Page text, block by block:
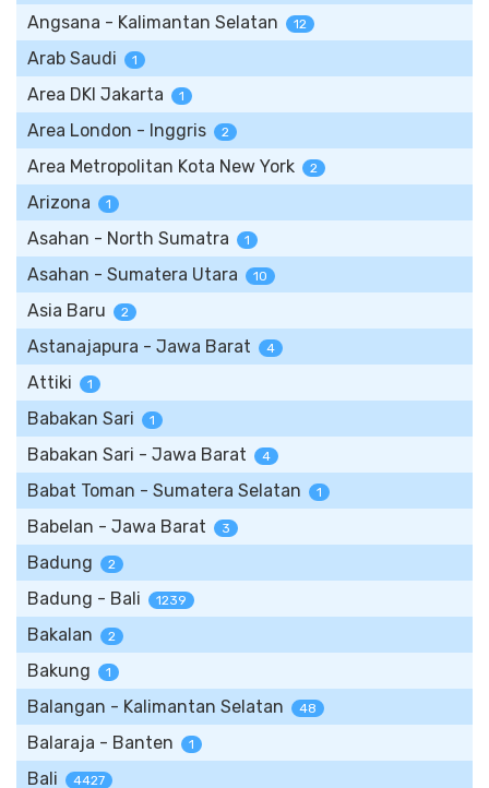
Angsana - Kalimantan Selatan 12
Arab Saudi 1
Area DKI Jakarta 1
Area London - Inggris 2
Area Metropolitan Kota New York 2
Arizona 1
Asahan - North Sumatra 1
Asahan - Sumatera Utara 10
Asia Baru 2
Astanajapura - Jawa Barat 4
Attiki 1
Babakan Sari 1
Babakan Sari - Jawa Barat 4
Babat Toman - Sumatera Selatan 1
Babelan - Jawa Barat 3
Badung 2
Badung - Bali 1239
Bakalan 2
Bakung 1
Balangan - Kalimantan Selatan 48
Balaraja - Banten 1
Bali 4427